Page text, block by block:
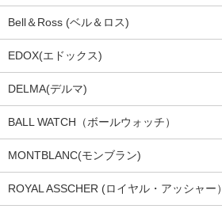
Bell＆Ross (ベル＆ロス)
EDOX(エドックス)
DELMA(デルマ)
BALL WATCH（ボールウォッチ）
MONTBLANC(モンブラン)
ROYAL ASSCHER (ロイヤル・アッシャー）